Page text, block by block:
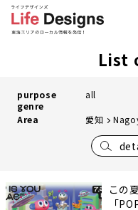
List
purpose
genre
all
Area 愛知
この
「